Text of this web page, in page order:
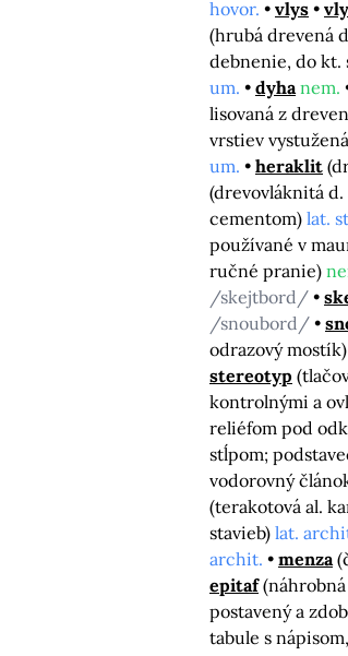
hovor.
vlys
(hrubá drevená
debnenie, do kt.
um.
dyha nem.
lisovaná z
vrstiev
um.
heraklit
(drevovláknitá
cementom) lat.
používané v
ručné pranie)
/skejtbord/
/snoubord/
odrazový mostík)
stereotyp
kontrolnými a
reliéfom pod
stĺpom;
vodorovný
(terakotová al.
stavieb) lat.
archit.
menza
epitaf
postavený a
tabule s